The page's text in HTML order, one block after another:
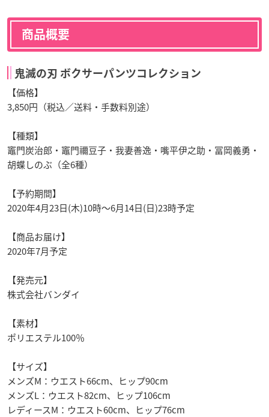
商品概要
鬼滅の刃 ボクサーパンツコレクション
【価格】
3,850円（税込／送料・手数料別途）
【種類】
竈門炭治郎・竈門禰豆子・我妻善逸・嘴平伊之助・冨岡義勇・
胡蝶しのぶ（全6種）
【予約期間】
2020年4月23日(木)10時～6月14日(日)23時予定
【商品お届け】
2020年7月予定
【発売元】
株式会社バンダイ
【素材】
ポリエステル100％
【サイズ】
メンズM：ウエスト66cm、ヒップ90cm
メンズL：ウエスト82cm、ヒップ106cm
レディースM：ウエスト60cm、ヒップ76cm